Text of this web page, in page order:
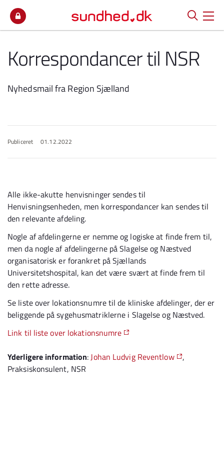
Korrespondancer til NSR
Nyhedsmail fra Region Sjælland
Publiceret 01.12.2022
Alle ikke-akutte henvisninger sendes til
Henvisningsenheden, men korrespondancer kan sendes til
den relevante afdeling.
Nogle af afdelingerne er nemme og logiske at finde frem til,
men da nogle af afdelingerne på Slagelse og Næstved
organisatorisk er forankret på Sjællands
Universitetshospital, kan det være svært at finde frem til
den rette adresse.
Se liste over lokationsnumre til de kliniske afdelinger, der er
beliggende på sygehusmatriklerne i Slagelse og Næstved.
Link til liste over lokationsnumre
Yderligere information:Johan Ludvig Reventlow
,
Praksiskonsulent, NSR